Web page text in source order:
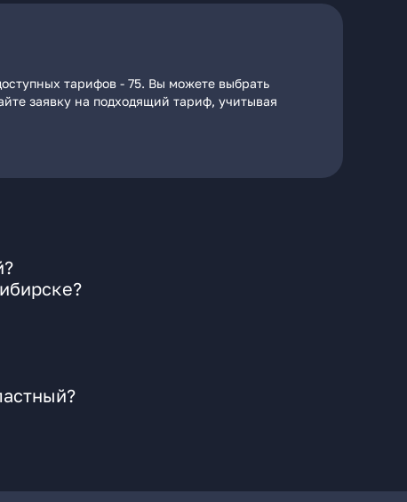
тарифов - 75. Вы можете выбрать
заявку на подходящий тариф, учитывая